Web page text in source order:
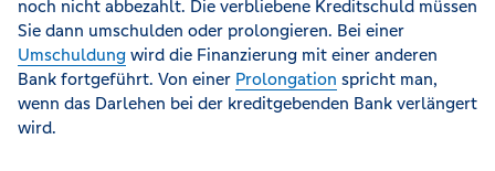
noch nicht abbezahlt. Die verbliebene Kreditschuld müssen
Sie dann umschulden oder prolongieren. Bei einer
Umschuldung wird die Finanzierung mit einer anderen
Bank fortgeführt. Von einer Prolongation spricht man,
wenn das Darlehen bei der kreditgebenden Bank verlängert
wird.